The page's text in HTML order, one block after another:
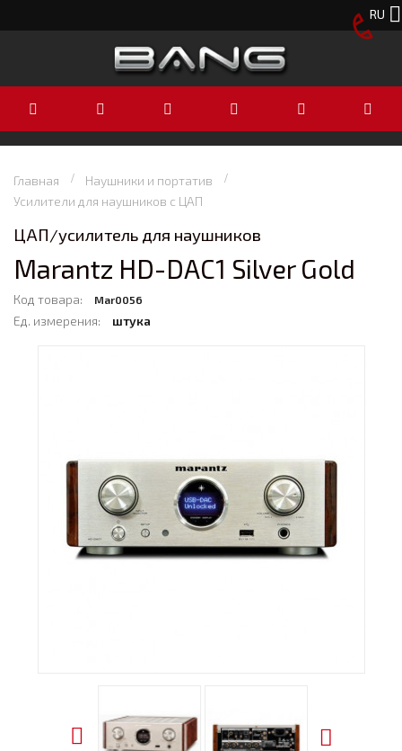
RU
Главная
Наушники и портатив
Усилители для наушников с ЦАП
ЦАП/усилитель для наушников
Marantz HD-DAC1 Silver Gold
Код товара: Mar0056
Ед. измерения: штука